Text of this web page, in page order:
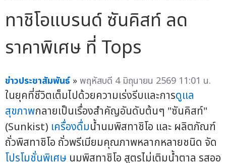
ทาชิโอแบรนด์ ซันคิสท์ ลด
ราคาพิเศษ ที่ Tops
ข่าวประชาสัมพันธ์ »พฤหัสบดี 4 มิถุนายน 2569 11:01 น.
ในยุคที่ชีวิตเต็มไปด้วยความเร่งรีบและการดูแล
สุขภาพกลายเป็นเรื่องสำคัญอันดับต้นๆ "ซันคิสท์"
(Sunkist) เครื่องดื่มน้ำนมพิสทาชิโอ และ ผลิตภัณฑ์
ถั่วพิสทาชิโอ ถั่วพรีเมียมคุณภาพหลากหลายชนิด จัด
โปรโมชั่นพิเศษ นมพิสทาชิโอ สูตรไม่เติมน้ำตาล รสออ